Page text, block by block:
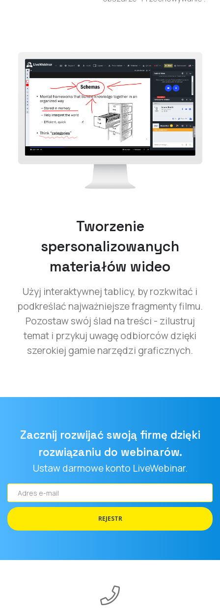
Tworzenie
spersonalizowanych
materiałów wideo
Użyj interaktywnej tablicy, by rozkwitać i
podkreślać najważniejsze fragmenty filmu.
Pozostaw swój ślad na treści - zilustruj
temat i przykuj uwagę odbiorców dzięki
szerokiej gamie narzędzi graficznych.
Zacznij rozwijać swoją firmę dzięki
rozwiązaniu do webinarów.
Ustaw darmowe konto LiveWebinar.
Adres
e-
mail
REJESTR